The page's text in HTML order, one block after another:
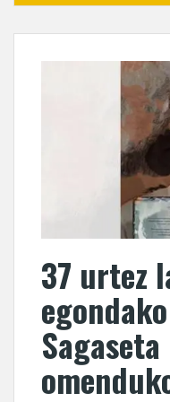
37 urtez